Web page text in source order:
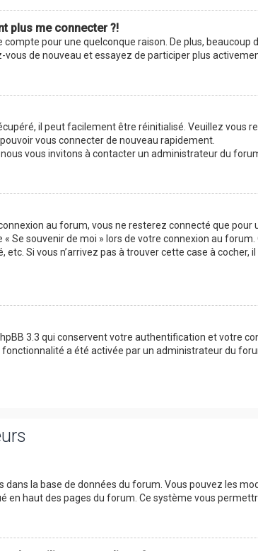
plus me connecter ?!
compte pour une quelconque raison. De plus,
de nouveau et essayez de participer plus
il peut facilement être réinitialisé. Veuillez vous
vous connecter de nouveau rapidement.
vous invitons à contacter un administrateur du
au forum, vous ne resterez connecté que
Se souvenir de moi » lors de votre connexion au
Si vous n’arrivez pas à trouver cette case à
3.3 qui conservent votre authentification et votre
a été activée par un administrateur du
la base de données du forum. Vous pouvez les
en haut des pages du forum. Ce système vous